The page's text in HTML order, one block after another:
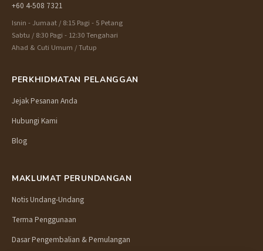
+60 4-508 7321
Isnin - Jumaat / 8:15 Pagi - 5 Petang
Sabtu / 8:30 Pagi - 12:30 Tengahari
Ahad & Cuti Umum / Tutup
PERKHIDMATAN PELANGGAN
Jejak Pesanan Anda
Hubungi Kami
Blog
MAKLUMAT PERUNDANGAN
Notis Undang-Undang
Terma Penggunaan
Dasar Pengembalian & Pemulangan